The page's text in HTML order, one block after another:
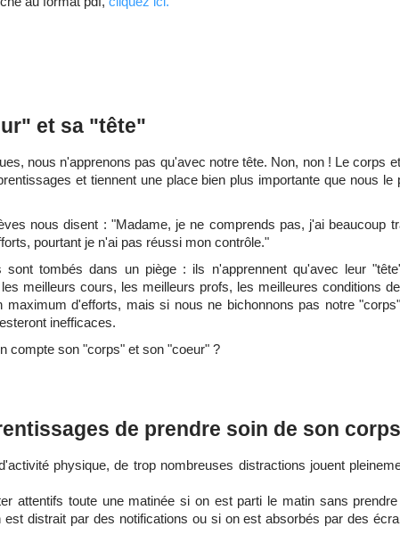
et sa "tête"
nous n'apprenons pas qu'avec notre tête. Non, non ! Le corps
et tiennent une place bien plus importante que nous le
nous disent : "Madame, je ne comprends pas, j'ai beaucoup
pourtant je n'ai pas réussi mon contrôle."
sont tombés dans un piège : ils n'apprennent qu'avec leur
meilleurs cours, les meilleurs profs, les meilleures conditions
maximum d'efforts, mais si nous ne bichonnons pas notre
inefficaces.
compte son "corps" et son "coeur" ?
de prendre soin de son
physique, de trop nombreuses distractions jouent
attentifs toute une matinée si on est parti le matin sans
distrait par des notifications ou si on est absorbés par des